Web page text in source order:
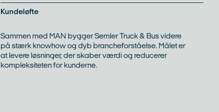
Kundeløfte
Sammen med MAN bygger Semler Truck & Bus videre
på stærk knowhow og dyb brancheforståelse. Målet er
at levere løsninger, der skaber værdi og reducerer
kompleksiteten for kunderne.